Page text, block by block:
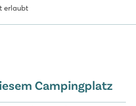
erlaubt
Campingplatz